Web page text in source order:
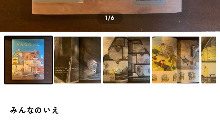
1/6
みんなのいえ